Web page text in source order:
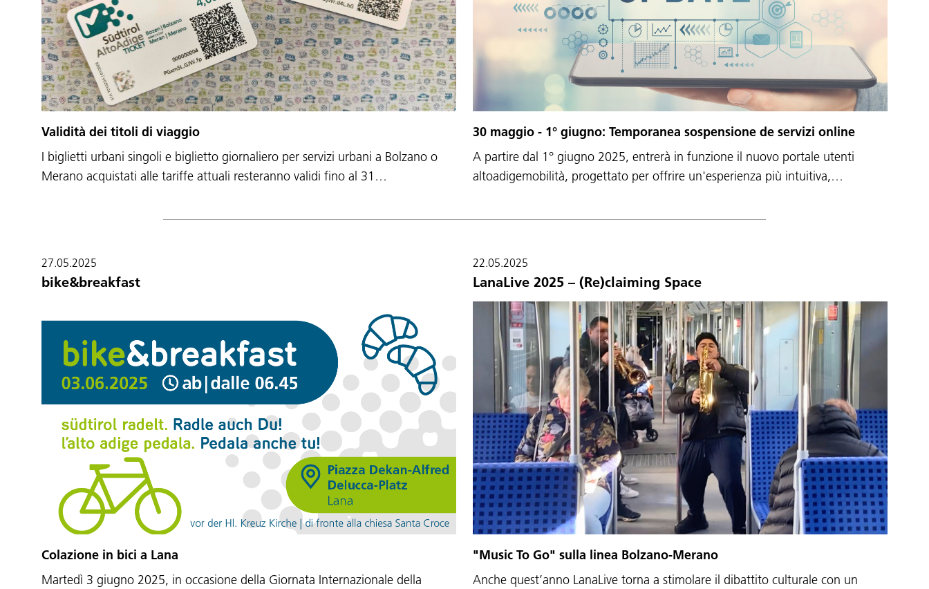
Validità dei titoli di viaggio
I biglietti urbani singoli e biglietto giornaliero per servizi urbani a Bolzano o
Merano acquistati alle tariffe attuali resteranno validi fino al 31…
30 maggio - 1° giugno: Temporanea sospensione de servizi online
A partire dal 1° giugno 2025, entrerà in funzione il nuovo portale utenti
altoadigemobilità, progettato per offrire un'esperienza più intuitiva,…
27.05.2025
bike&breakfast
Colazione in bici a Lana
Martedì 3 giugno 2025, in occasione della Giornata Internazionale della
22.05.2025
LanaLive 2025 – (Re)claiming Space
"Music To Go" sulla linea Bolzano-Merano
Anche quest’anno LanaLive torna a stimolare il dibattito culturale con un